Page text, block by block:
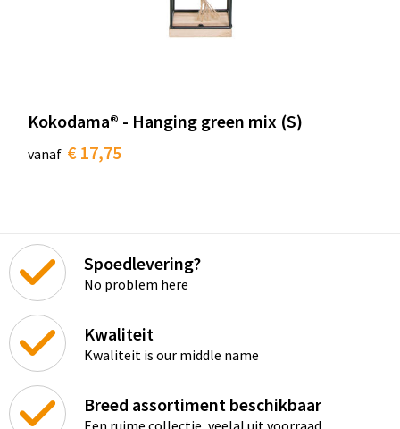
Kokodama® - Hanging green mix (S)
vanaf € 17,75
Spoedlevering?
No problem here
Kwaliteit
Kwaliteit is our middle name
Breed assortiment beschikbaar
Een ruime collectie, veelal uit voorraad